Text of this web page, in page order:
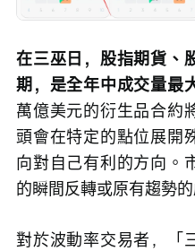
在三巫日，股指期貨、
期，是全年中成交量最
萬億美元的衍生品合約
頭會在特定的點位展開
向對自己有利的方向。
的瞬間反轉或原有趨勢
對於波動率交易者，「